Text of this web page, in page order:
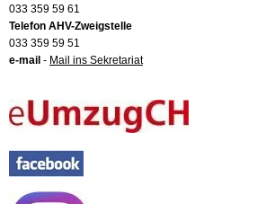
033 359 59 61
Telefon AHV-Zweigstelle
033 359 59 51
e-mail - Mail ins Sekretariat